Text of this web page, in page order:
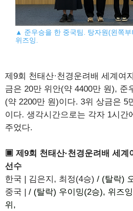
▲ 준우승을 한 중국팀. 탕자원(왼쪽
위즈잉.
제9회 천태산·천경운려배 세계여
금은 20만 위안(약 4400만 원), 준
(약 2200만 원)이다. 3위 상금은 5
이다. 생각시간으로는 각자 1시간
주었다.
▣ 제9회 천태산·천경운려배 세계
선수
한국 | 김은지, 최정(4승) / (탈락)
중국 | / (탈락) 우이밍(2승), 위즈
위,